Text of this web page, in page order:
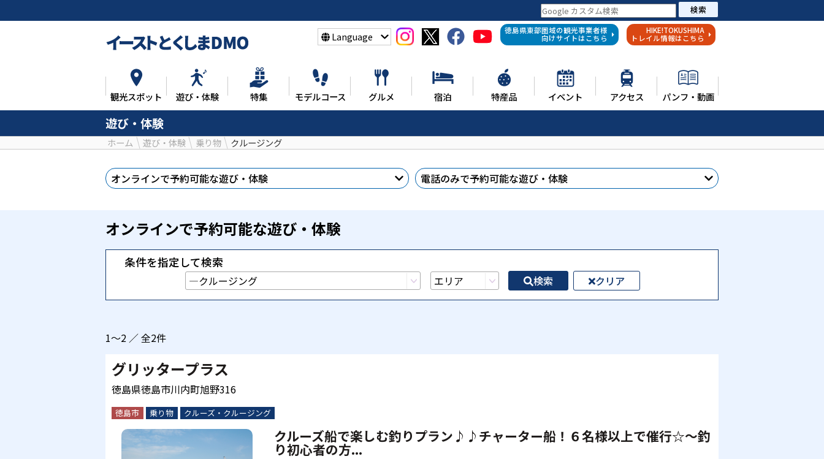
検索
Language
徳島県東部圏域の観光事業者様
向けサイトはこちら
HIKE!TOKUSHIMA
トレイル情報はこちら
観光スポット 遊び・体験 特集 モデルコース グルメ 宿泊 特産品 イベント アクセス パンフ・動画
遊び・体験
ホーム 遊び・体験 乗り物 クルージング
オンラインで予約可能な遊び・体験 電話のみで予約可能な遊び・体験
オンラインで予約可能な遊び・体験
条件を指定して検索
検索 クリア
1～2 ／ 全2件
グリッタープラス
徳島県徳島市川内町旭野316
徳島市 乗り物 クルーズ・クルージング
クルーズ船で楽しむ釣りプラン♪♪チャーター船！６名様以上で催行☆～釣
り初心者の方...